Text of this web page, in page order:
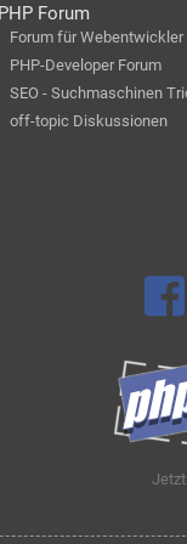
Forum
Forum für Webentwickler
PHP-Developer Forum
SEO - Suchmaschinen
off-topic Diskussionen